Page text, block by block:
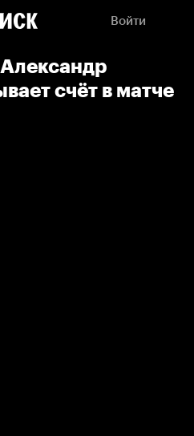
Войти
счёт в матче